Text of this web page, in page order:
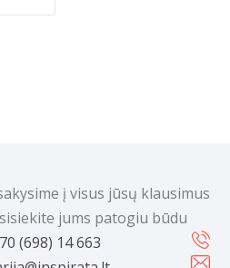
į visus jūsų klausimus
jums patogiu būdu
(698) 14 663